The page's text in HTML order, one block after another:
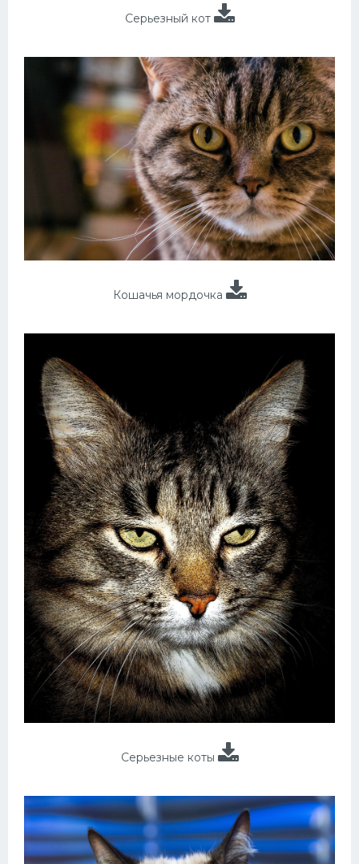
Серьезный кот
Кошачья мордочка
Серьезные коты